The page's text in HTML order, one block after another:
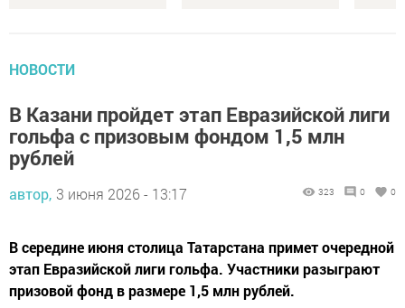
НОВОСТИ
В Казани пройдет этап Евразийской лиги
гольфа с призовым фондом 1,5 млн
рублей
автор, 3 июня 2026 - 13:17 323 0 0
В середине июня столица Татарстана примет очередной
этап Евразийской лиги гольфа. Участники разыграют
призовой фонд в размере 1,5 млн рублей.